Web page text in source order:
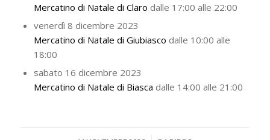
Mercatino di Natale di Claro dalle 17:00 alle 22:00
venerdì 8 dicembre 2023
Mercatino di Natale di Giubiasco dalle 10:00 alle
18:00
sabato 16 dicembre 2023
Mercatino di Natale di Biasca dalle 14:00 alle 21:00